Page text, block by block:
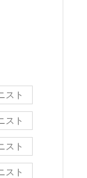
スト
スト
スト
スト